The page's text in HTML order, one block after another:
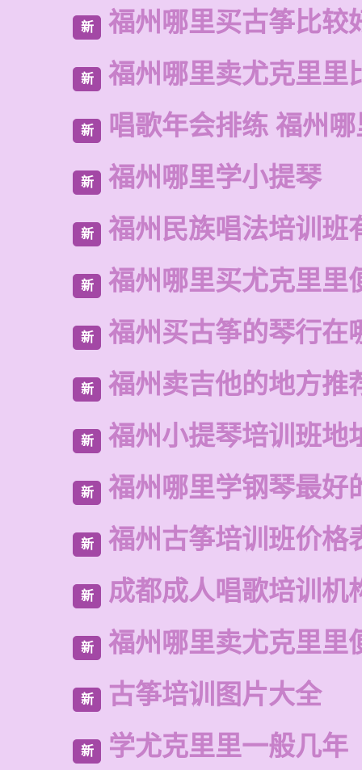
新 福州哪里买古筝比较
新 福州哪里卖尤克里里
新 唱歌年会排练 福州
新 福州哪里学小提琴
新 福州民族唱法培训班
新 福州哪里买尤克里里
新 福州买古筝的琴行在
新 福州卖吉他的地方推
新 福州小提琴培训班地
新 福州哪里学钢琴最好
新 福州古筝培训班价格
新 成都成人唱歌培训机
新 福州哪里卖尤克里里
新 古筝培训图片大全
新 学尤克里里一般几年